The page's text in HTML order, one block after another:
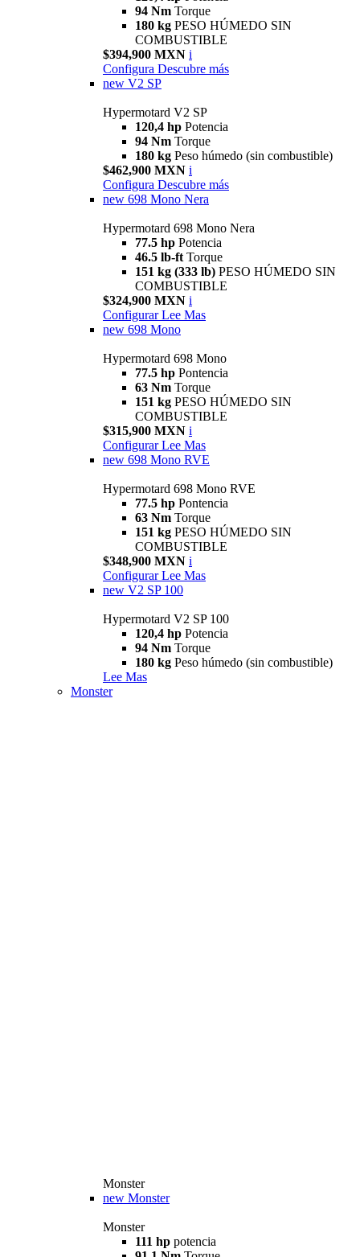
94 Nm Torque
180 kg PESO HÚMEDO SIN
COMBUSTIBLE
$394,900 MXN i
Configura Descubre más
new V2 SP
Hypermotard V2 SP
120,4 hp Potencia
94 Nm Torque
180 kg Peso húmedo (sin combustible)
$462,900 MXN i
Configura Descubre más
new 698 Mono Nera
Hypermotard 698 Mono Nera
77.5 hp Potencia
46.5 lb-ft Torque
151 kg (333 lb) PESO HÚMEDO SIN
COMBUSTIBLE
$324,900 MXN i
Configurar Lee Mas
new 698 Mono
Hypermotard 698 Mono
77.5 hp Pontencia
63 Nm Torque
151 kg PESO HÚMEDO SIN
COMBUSTIBLE
$315,900 MXN i
Configurar Lee Mas
new 698 Mono RVE
Hypermotard 698 Mono RVE
77.5 hp Pontencia
63 Nm Torque
151 kg PESO HÚMEDO SIN
COMBUSTIBLE
$348,900 MXN i
Configurar Lee Mas
new V2 SP 100
Hypermotard V2 SP 100
120,4 hp Potencia
94 Nm Torque
180 kg Peso húmedo (sin combustible)
Lee Mas
Monster
Monster
new Monster
Monster
111 hp potencia